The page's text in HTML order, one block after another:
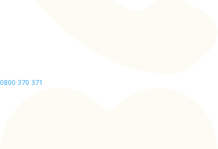
0800 370 371